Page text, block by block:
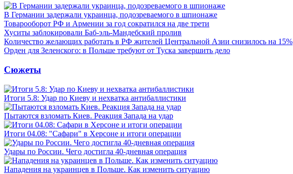
В Германии задержали украинца, подозреваемого в шпионаже
Товарооборот РФ и Армении за год сократился на две трети
Хуситы заблокировали Баб-эль-Мандебский пролив
Количество желающих работать в РФ жителей Центральной Азии снизилось на 15%
Орден для Зеленского: в Польше требуют от Туска завершить дело
Сюжеты
Итоги 5.8: Удар по Киеву и нехватка антибаллистики
Пытаются взломать Киев. Реакция Запада на удар
Итоги 04.08: "Сафари" в Херсоне и итоги операции
Удары по России. Чего достигла 40-дневная операция
Нападения на украинцев в Польше. Как изменить ситуацию